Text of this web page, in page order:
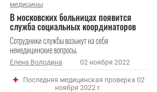
медицины
В московских больницах появится
служба социальных координаторов
Сотрудники службы возьмут на себя
немедицинские вопросы.
Елена Володина 02 ноября 2022
Последняя медицинская проверка 02
ноября 2022 г.